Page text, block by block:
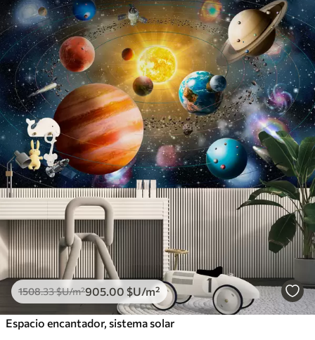
1508.33$U/m²905 .00 $U/m²
Espacio encantador, sistema solar